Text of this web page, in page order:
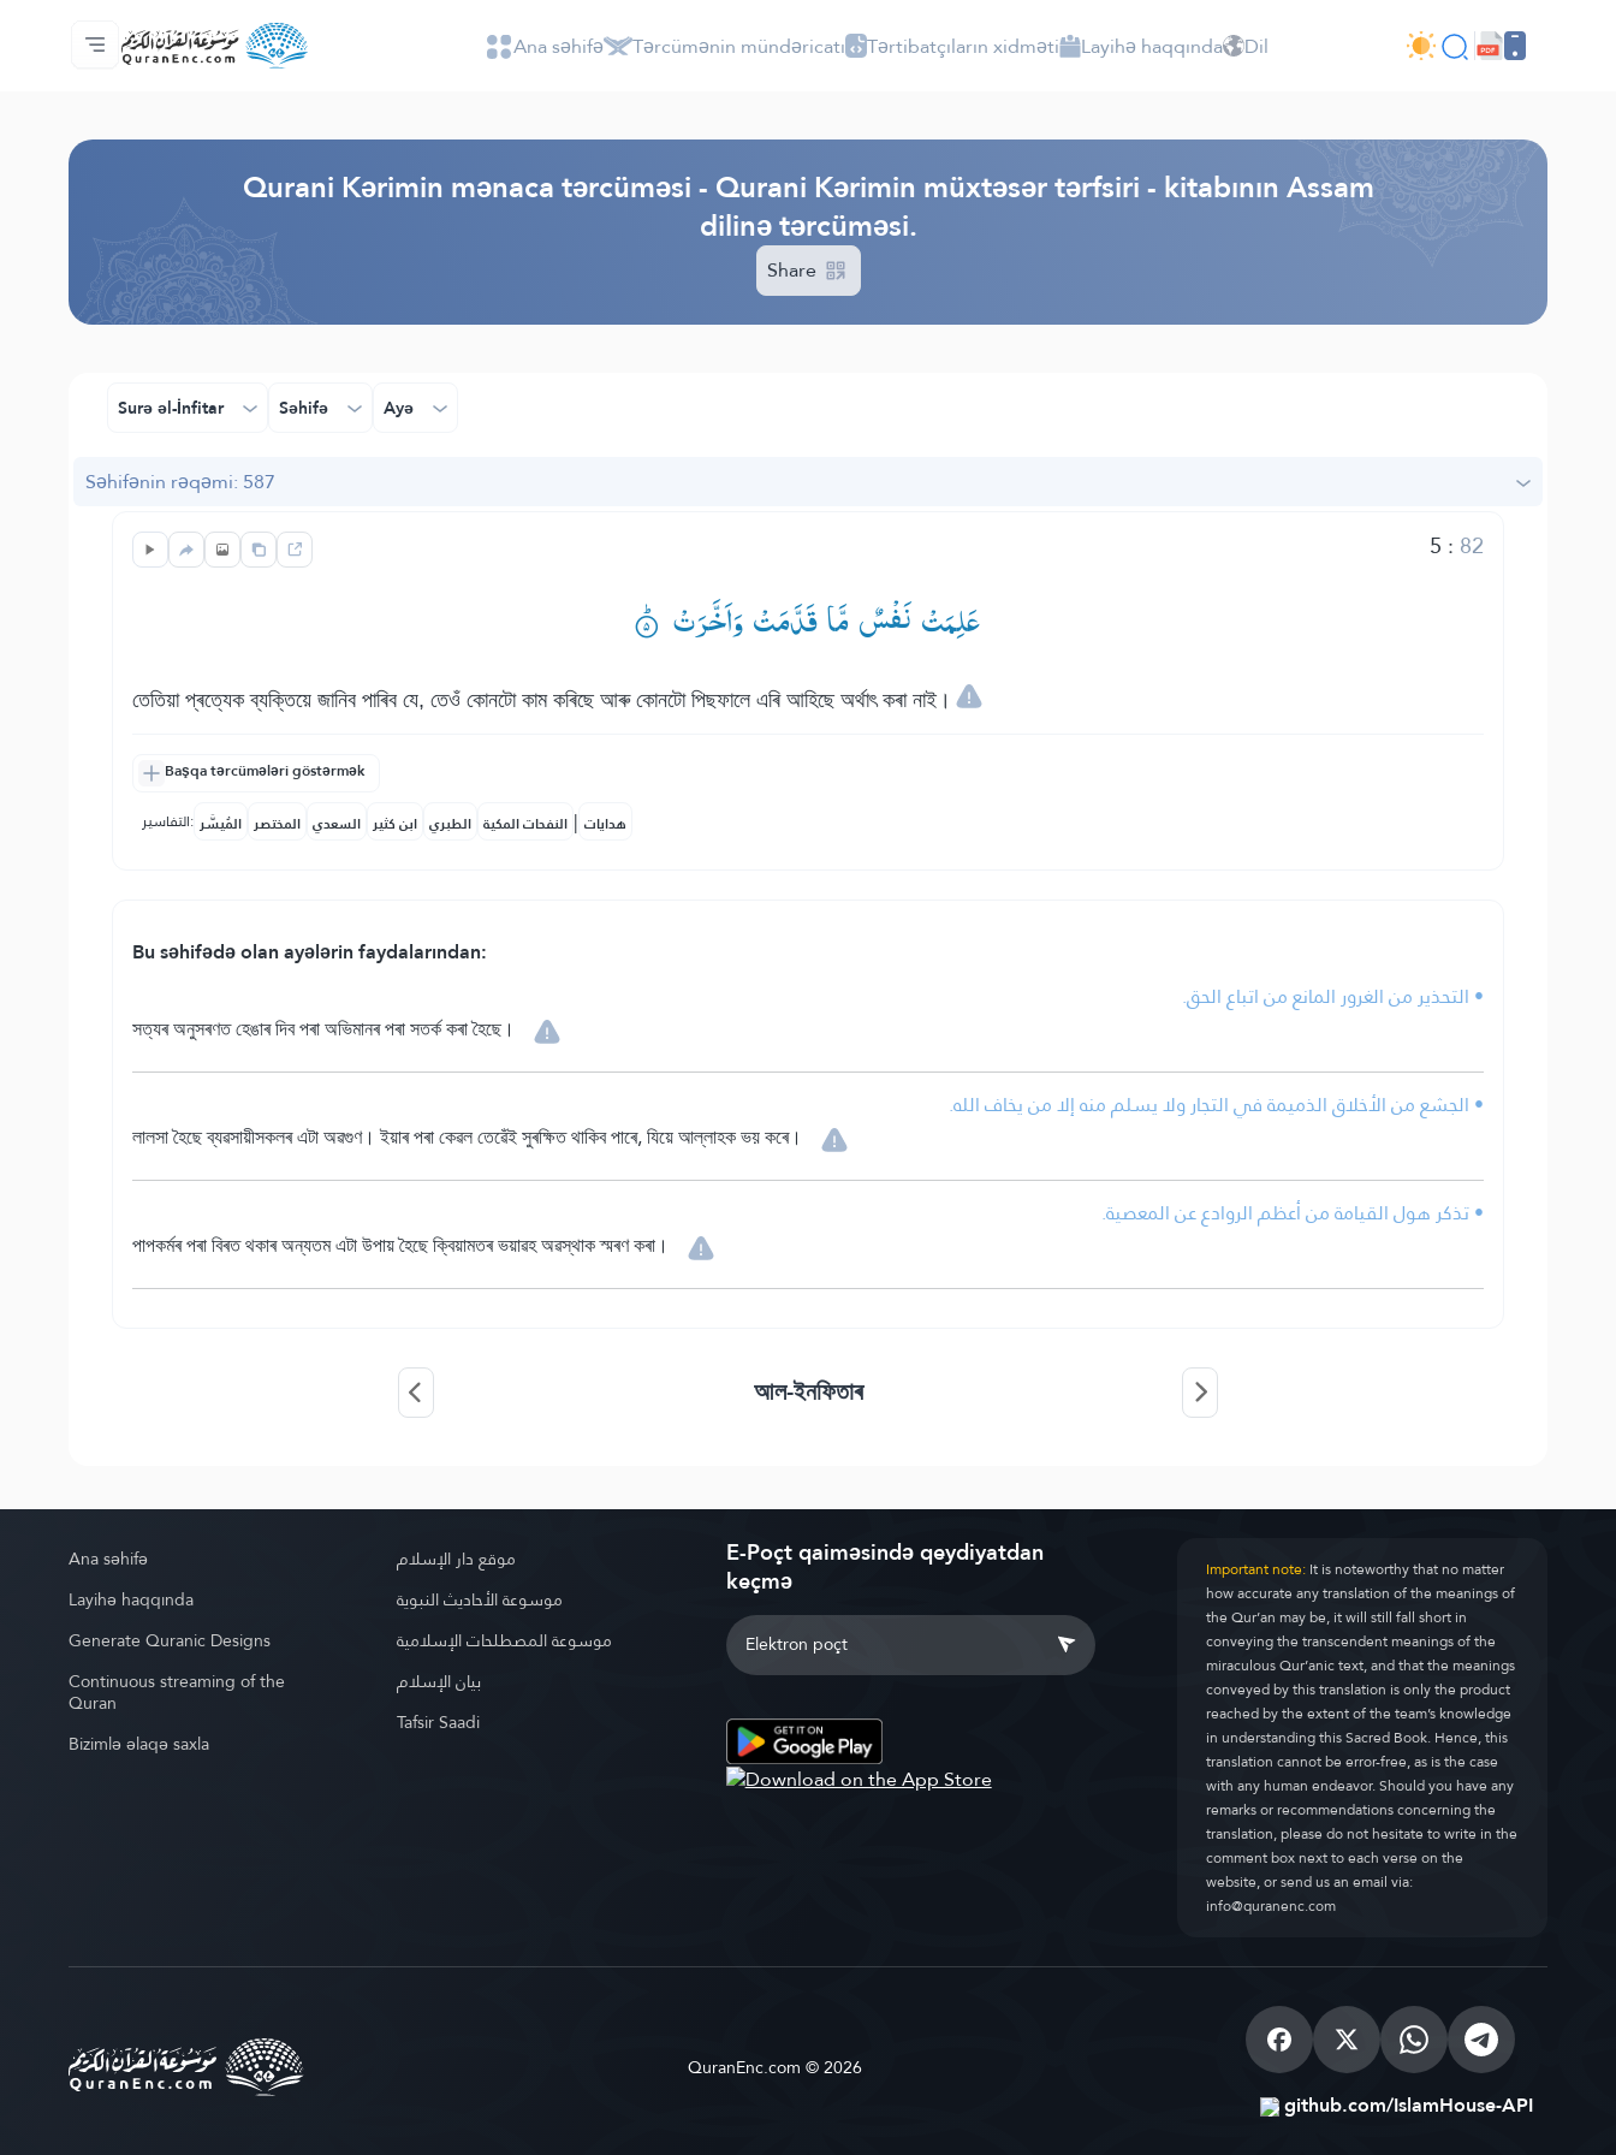
Ana səhifə
Tərcümənin mündəricatı
Audio
Tərtibatçıların xidməti - API
Layihə haqqında
Bizimlə əlaqə saxla
Dil Ana səhifə Tərcümənin mündəricatı Tərtibatçıların xidməti Layihə haqqında Dil
Qurani Kərimin mənaca tərcüməsi - Qurani Kərimin müxtəsər tərfsiri - kitabının Assam
dilinə tərcüməsi.
Share
Surə əl-İnfitar Səhifə Ayə
Səhifənin rəqəmi: 587
5 : 82
عَلِمَتْ نَفْسٌ مَّا قَدَّمَتْ وَاَخَّرَتْ ۟ؕ
তেতিয়া প্ৰত্যেক ব্যক্তিয়ে জানিব পাৰিব যে, তেওঁ কোনটো কাম কৰিছে আৰু কোনটো পিছফালে এৰি আহিছে অৰ্থাৎ কৰা নাই।
Başqa tərcümələri göstərmək
التفاسير: المُيسَّر المختصر السعدي ابن كثير الطبري النفحات المكية | هدايات
Bu səhifədə olan ayələrin faydalarından:
• التحذير من الغرور المانع من اتباع الحق.
সত্যৰ অনুসৰণত হেঙাৰ দিব পৰা অভিমানৰ পৰা সতৰ্ক কৰা হৈছে।
• الجشع من الأخلاق الذميمة في التجار ولا يسلم منه إلا من يخاف الله.
লালসা হৈছে ব্যৱসায়ীসকলৰ এটা অৱগুণ। ইয়াৰ পৰা কেৱল তেৱেঁই সুৰক্ষিত থাকিব পাৰে, যিয়ে আল্লাহক ভয় কৰে।
• تذكر هول القيامة من أعظم الروادع عن المعصية.
পাপকৰ্মৰ পৰা বিৰত থকাৰ অন্যতম এটা উপায় হৈছে ক্বিয়ামতৰ ভয়াৱহ অৱস্থাক স্মৰণ কৰা।
আল-ইনফিতাৰ
Ana səhifə
Layihə haqqında
Generate Quranic Designs
Continuous streaming of the
Quran
Bizimlə əlaqə saxla
موقع دار الإسلام
موسوعة الأحاديث النبوية
موسوعة المصطلحات الإسلامية
بيان الإسلام
Tafsir Saadi
E-Poçt qaiməsində qeydiyatdan
keçmə Important note:It is noteworthy that no matter
how accurate any translation of the meanings of
the Qur’an may be, it will still fall short in
conveying the transcendent meanings of the
miraculous Qur’anic text, and that the meanings
conveyed by this translation is only the product
reached by the extent of the team’s knowledge
in understanding this Sacred Book. Hence, this
translation cannot be error-free, as is the case
with any human endeavor. Should you have any
remarks or recommendations concerning the
translation, please do not hesitate to write in the
comment box next to each verse on the
website, or send us an email via:
info@quranenc.com
QuranEnc.com © 2026
github.com/IslamHouse-API